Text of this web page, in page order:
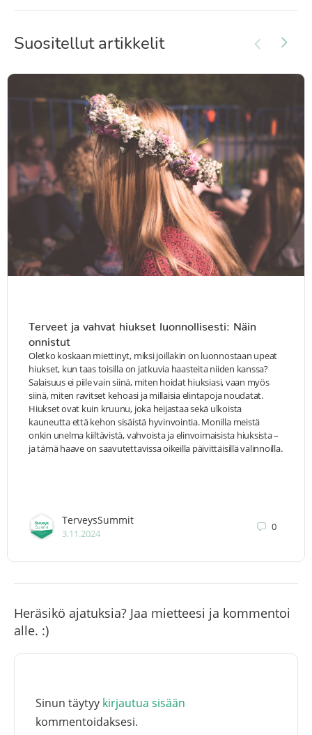
Suositellut artikkelit
Terveet ja vahvat hiukset luonnollisesti: Näin
onnistut
Oletko koskaan miettinyt, miksi joillakin on luonnostaan upeat
hiukset, kun taas toisilla on jatkuvia haasteita niiden kanssa?
Salaisuus ei piile vain siinä, miten hoidat hiuksiasi, vaan myös
siinä, miten ravitset kehoasi ja millaisia elintapoja noudatat.
Hiukset ovat kuin kruunu, joka heijastaa sekä ulkoista
kauneutta että kehon sisäistä hyvinvointia. Monilla meistä
onkin unelma kiiltävistä, vahvoista ja elinvoimaisista hiuksista –
ja tämä haave on saavutettavissa oikeilla päivittäisillä valinnoilla.
TerveysSummit
3.11.2024
0
Heräsikö ajatuksia? Jaa mietteesi ja kommentoi
alle. :)
Sinun täytyy kirjautua sisään
kommentoidaksesi.